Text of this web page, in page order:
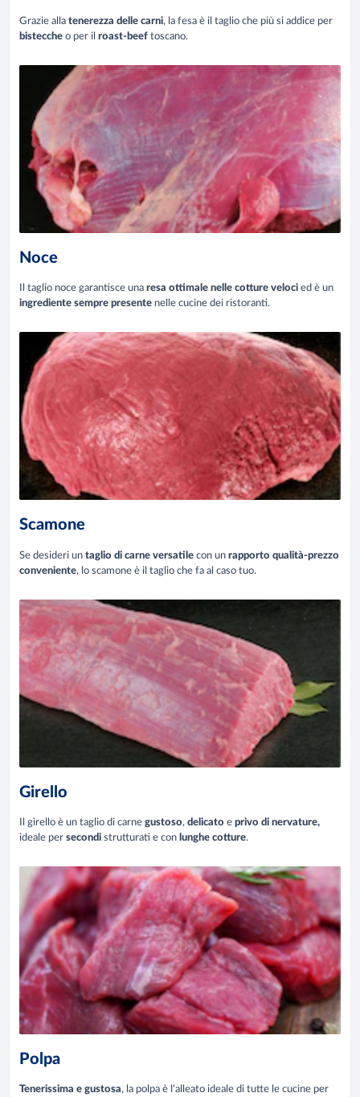
Grazie alla tenerezza delle carni, la fesa è il taglio che più si addice per
bistecche o per il roast-beef toscano.
Noce
Il taglio noce garantisce una resa ottimale nelle cotture veloci ed è un
ingrediente sempre presente nelle cucine dei ristoranti.
Scamone
Se desideri un taglio di carne versatile con un rapporto qualità-prezzo
conveniente, lo scamone è il taglio che fa al caso tuo.
Girello
Il girello è un taglio di carne gustoso, delicato e privo di nervature,
ideale per secondi strutturati e con lunghe cotture.
Polpa
Tenerissima e gustosa, la polpa è l'alleato ideale di tutte le cucine per